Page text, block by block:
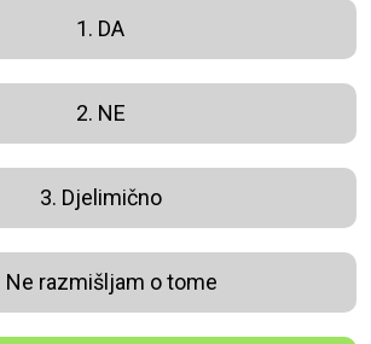
1. DA
2. NE
3. Djelimično
Ne razmišljam o tome